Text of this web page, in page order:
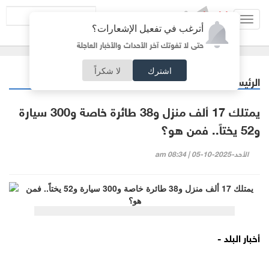
أترغب في تفعيل الإشعارات؟
حتى لا تفوتك آخر الأحداث والأخبار العاجلة
اشترك لا شكراً
الرئيسية
يمتلك 17 ألف منزل و38 طائرة خاصة و300 سيارة
و52 يختاً.. فمن هو؟
الأحد-2025-10-05 | 08:34 am
أخبار البلد -